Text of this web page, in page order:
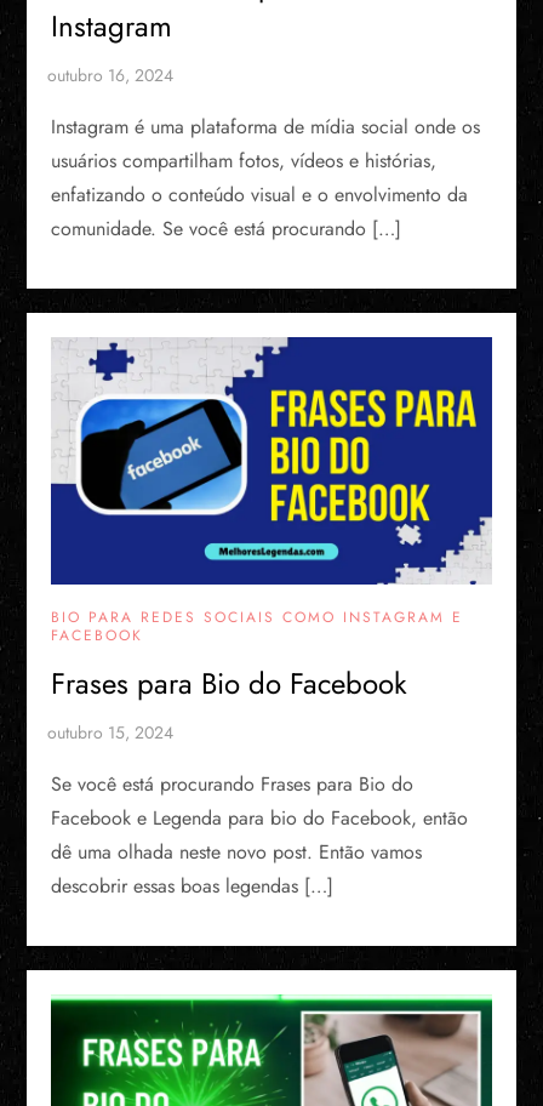
Instagram
Instagram é uma plataforma de mídia social onde os
usuários compartilham fotos, vídeos e histórias,
enfatizando o conteúdo visual e o envolvimento da
comunidade. Se você está procurando […]
BIO PARA REDES SOCIAIS COMO INSTAGRAM E
FACEBOOK
Frases para Bio do Facebook
Se você está procurando Frases para Bio do
Facebook e Legenda para bio do Facebook, então
dê uma olhada neste novo post. Então vamos
descobrir essas boas legendas […]